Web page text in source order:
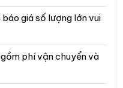
báo giá số lượng lớn vui
phí vận chuyển và